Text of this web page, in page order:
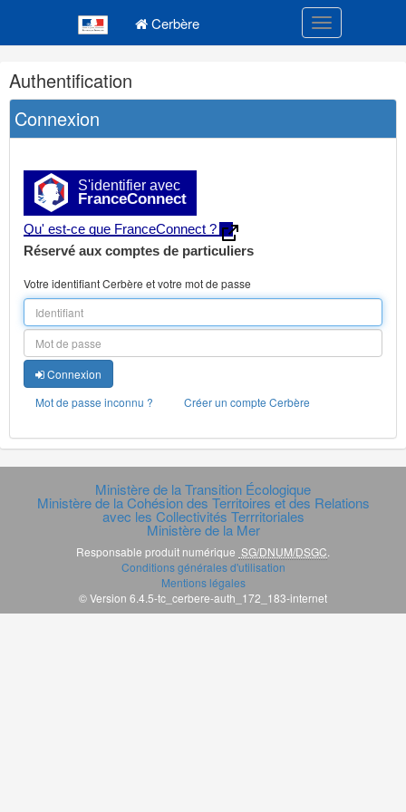
Cerbère Toggle
Navigation
et
outils
annexes
Authentification
Connexion
S'identifier avec
FranceConnect
Qu' est-ce que FranceConnect ?
Réservé aux comptes de particuliers
Votre identifiant Cerbère et votre mot de passe
Connexion
Mot de passe inconnu ?
Créer un compte Cerbère
Ministère de la Transition Écologique
Ministère de la Cohésion des Territoires et des Relations
avec les Collectivités Terrritoriales
Ministère de la Mer
Responsable produit numérique SG/DNUM/DSGC.
Conditions générales d'utilisation
Mentions légales
© Version 6.4.5-tc_cerbere-auth_172_183-internet